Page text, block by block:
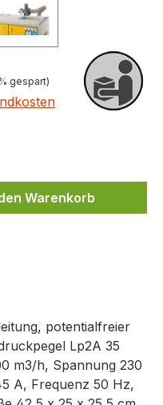
gespart)
Warenkorb
potentialfreier
Lp2A 35
m3/h, Spannung 230
A, Frequenz 50 Hz,